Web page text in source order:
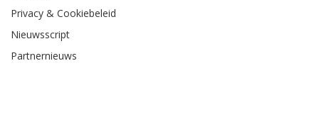
Privacy & Cookiebeleid
Nieuwsscript
Partnernieuws